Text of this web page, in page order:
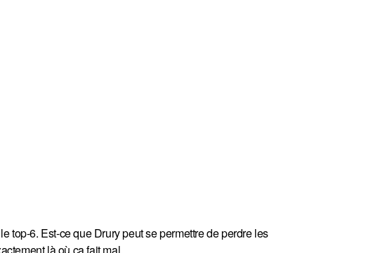
top-6. Est-ce que Drury peut se permettre de perdre les